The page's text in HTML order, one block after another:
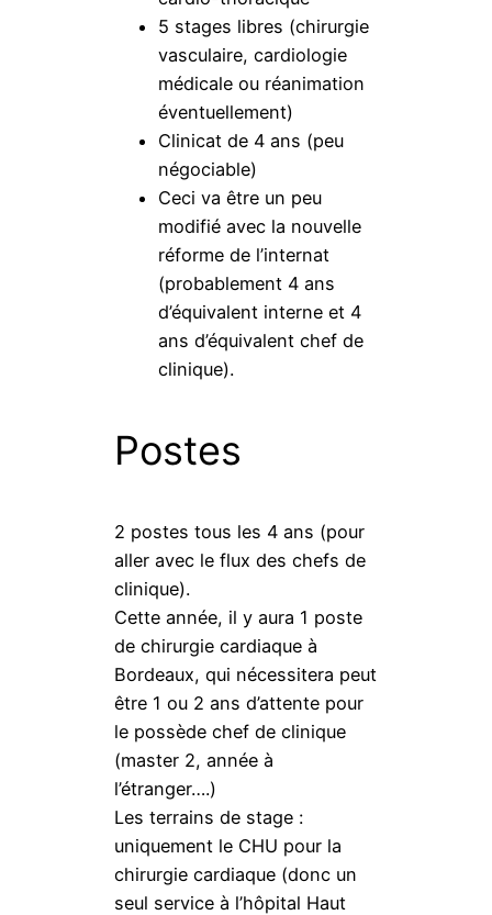
5 stages libres (chirurgie
vasculaire, cardiologie
médicale ou réanimation
éventuellement)
Clinicat de 4 ans (peu
négociable)
Ceci va être un peu
modifié avec la nouvelle
réforme de l’internat
(probablement 4 ans
d’équivalent interne et 4
ans d’équivalent chef de
clinique).
Postes
2 postes tous les 4 ans (pour
aller avec le flux des chefs de
clinique).
Cette année, il y aura 1 poste
de chirurgie cardiaque à
Bordeaux, qui nécessitera peut
être 1 ou 2 ans d’attente pour
le possède chef de clinique
(master 2, année à
l’étranger….)
Les terrains de stage :
uniquement le CHU pour la
chirurgie cardiaque (donc un
seul service à l’hôpital Haut